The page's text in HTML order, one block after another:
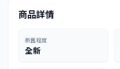
商品詳情
新舊程度
全新